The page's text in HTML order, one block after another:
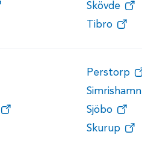
Skövde
Tibro
Perstorp
Simrishamn
Sjöbo
Skurup